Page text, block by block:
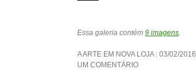
Essa galeria contém 9 imagens
A ARTE EM NOVA LOJA 03/02/2016
UM COMENTÁRIO